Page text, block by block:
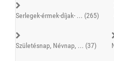
Serlegek-érmek-díjak- ... (265)
Születésnap, Névnap, ... (37)